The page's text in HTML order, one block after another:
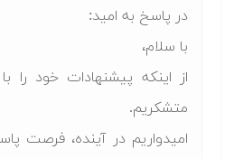
در پاسخ به امید:
با سلام،
از اینکه پیشنهادات خود را
متشکریم.
امیدواریم در آینده، فرصت